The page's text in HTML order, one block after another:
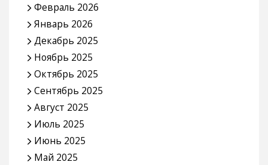
Февраль 2026
Январь 2026
Декабрь 2025
Ноябрь 2025
Октябрь 2025
Сентябрь 2025
Август 2025
Июль 2025
Июнь 2025
Май 2025